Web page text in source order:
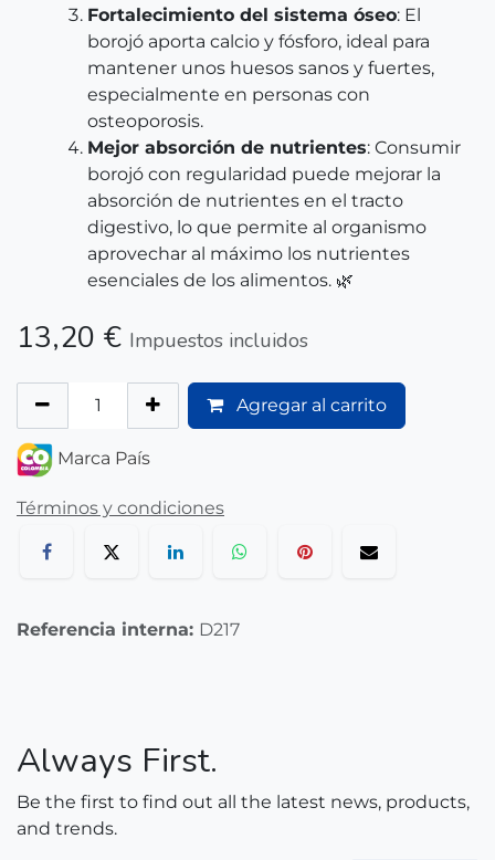
Fortalecimiento del sistema óseo: El
borojó aporta calcio y fósforo, ideal para
mantener unos huesos sanos y fuertes,
especialmente en personas con
osteoporosis.
Mejor absorción de nutrientes: Consumir
borojó con regularidad puede mejorar la
absorción de nutrientes en el tracto
digestivo, lo que permite al organismo
aprovechar al máximo los nutrientes
esenciales de los alimentos. 🌿
13,20 € Impuestos incluidos
Agregar al carrito
Marca País
Términos y condiciones
Referencia interna: D217
Always First.
Be the first to find out all the latest news, products,
and trends.